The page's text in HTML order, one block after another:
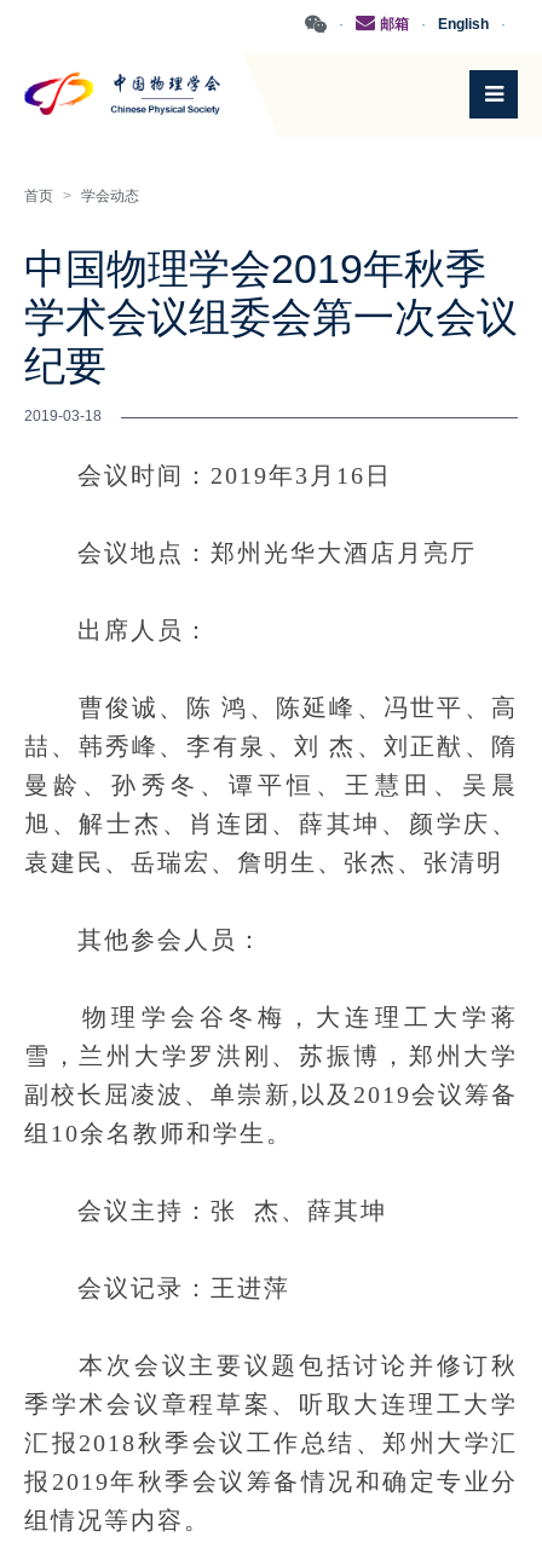
·
English
·
邮箱
·
首页 > 学会动态
中国物理学会2019年秋季
学术会议组委会第一次会议
纪要
2019-03-18
会议时间：2019年3月16日
会议地点：郑州光华大酒店月亮厅
出席人员：
曹俊诚、陈 鸿、陈延峰、冯世平、高
喆、韩秀峰、李有泉、刘 杰、刘正猷、隋
曼龄、孙秀冬、谭平恒、王慧田、吴晨
旭、解士杰、肖连团、薛其坤、颜学庆、
袁建民、岳瑞宏、詹明生、张杰、张清明
其他参会人员：
物理学会谷冬梅，大连理工大学蒋
雪，兰州大学罗洪刚、苏振博，郑州大学
副校长屈凌波、单崇新,以及2019会议筹备
组10余名教师和学生。
会议主持：张 杰、薛其坤
会议记录：王进萍
本次会议主要议题包括讨论并修订秋
季学术会议章程草案、听取大连理工大学
汇报2018秋季会议工作总结、郑州大学汇
报2019年秋季会议筹备情况和确定专业分
组情况等内容。